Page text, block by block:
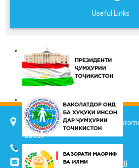
Useful Links
734025, Dushanbe city, 7 Jalol Ikromi
street
(+992 37) 2217352
info@vhk.tj
info@ombudsman.tj